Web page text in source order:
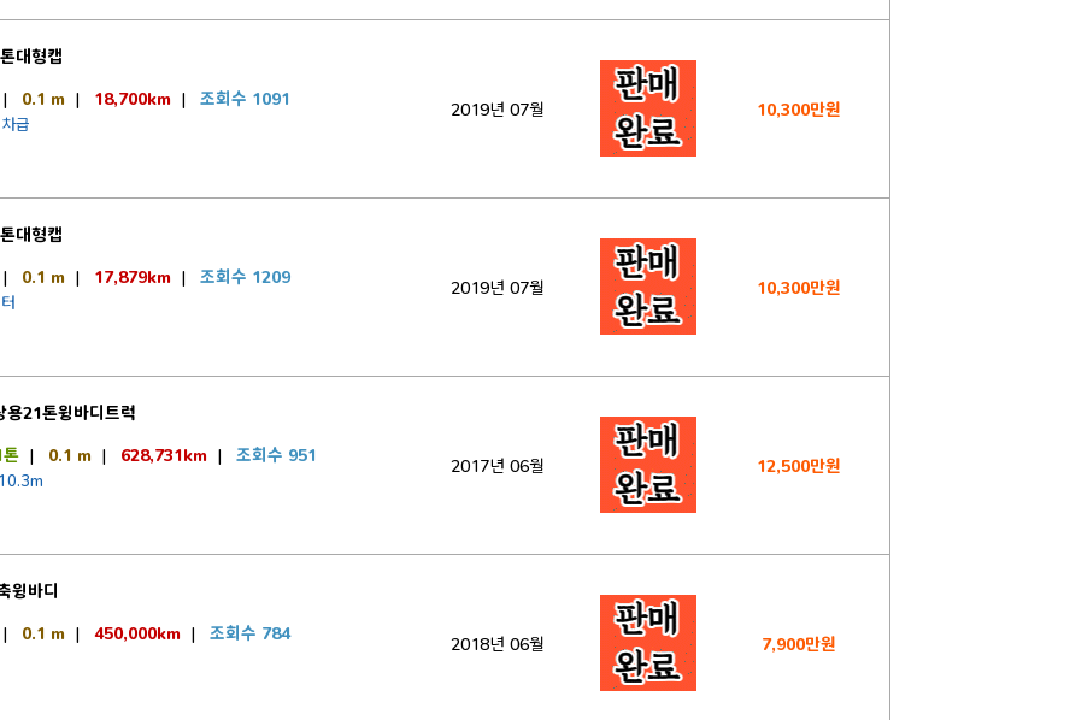
대형캡
0.1 m| 18,700km| 조회수 1091
급
2019년 07월 10,300만원
대형캡
0.1 m| 17,879km| 조회수 1209
2019년 07월 10,300만원
용21톤윙바디트럭
| 0.1 m| 628,731km| 조회수 951
2017년 06월 12,500만원
윙바디
0.1 m| 450,000km| 조회수 784
2018년 06월 7,900만원